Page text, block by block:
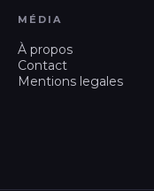
MÉDIA
À propos
Contact
Mentions legales